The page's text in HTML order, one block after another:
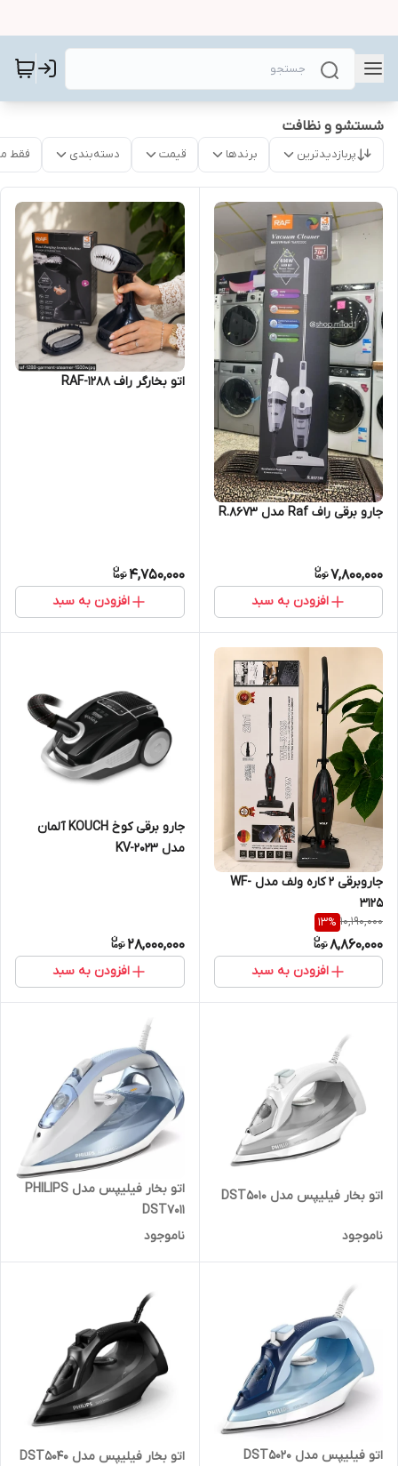
شستشو و نظافت
پربازدیدترین برندها قیمت دسته‌بندی فقط
جارو برقی راف Raf مدل R.8673
7,800,000
افزودن به سبد
اتو بخارگر راف RAF-1288
4,750,000
افزودن به سبد
جاروبرقی 2 کاره ولف مدل WF-
3125
10,190,000
13%
8,860,000
افزودن به سبد
جارو برقی کوخ KOUCH آلمان
مدل KV-2023
28,000,000
افزودن به سبد
اتو بخار فیلیپس مدل DST5010
ناموجود
اتو بخار فیلیپس مدل PHILIPS
DST7011
ناموجود
اتو فیلیپس مدل DST5020 اتو بخار فیلیپس مدل DST5040